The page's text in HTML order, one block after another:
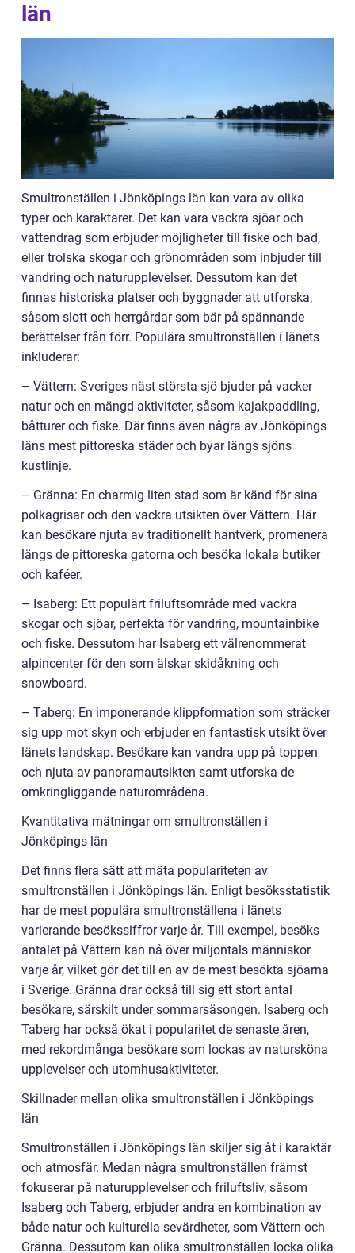
län
Smultronställen i Jönköpings län kan vara av olika
typer och karaktärer. Det kan vara vackra sjöar och
vattendrag som erbjuder möjligheter till fiske och bad,
eller trolska skogar och grönområden som inbjuder till
vandring och naturupplevelser. Dessutom kan det
finnas historiska platser och byggnader att utforska,
såsom slott och herrgårdar som bär på spännande
berättelser från förr. Populära smultronställen i länets
inkluderar:
– Vättern: Sveriges näst största sjö bjuder på vacker
natur och en mängd aktiviteter, såsom kajakpaddling,
båtturer och fiske. Där finns även några av Jönköpings
läns mest pittoreska städer och byar längs sjöns
kustlinje.
– Gränna: En charmig liten stad som är känd för sina
polkagrisar och den vackra utsikten över Vättern. Här
kan besökare njuta av traditionellt hantverk, promenera
längs de pittoreska gatorna och besöka lokala butiker
och kaféer.
– Isaberg: Ett populärt friluftsområde med vackra
skogar och sjöar, perfekta för vandring, mountainbike
och fiske. Dessutom har Isaberg ett välrenommerat
alpincenter för den som älskar skidåkning och
snowboard.
– Taberg: En imponerande klippformation som sträcker
sig upp mot skyn och erbjuder en fantastisk utsikt över
länets landskap. Besökare kan vandra upp på toppen
och njuta av panoramautsikten samt utforska de
omkringliggande naturområdena.
Kvantitativa mätningar om smultronställen i
Jönköpings län
Det finns flera sätt att mäta populariteten av
smultronställen i Jönköpings län. Enligt besöksstatistik
har de mest populära smultronställena i länets
varierande besökssiffror varje år. Till exempel, besöks
antalet på Vättern kan nå över miljontals människor
varje år, vilket gör det till en av de mest besökta sjöarna
i Sverige. Gränna drar också till sig ett stort antal
besökare, särskilt under sommarsäsongen. Isaberg och
Taberg har också ökat i popularitet de senaste åren,
med rekordmånga besökare som lockas av natursköna
upplevelser och utomhusaktiviteter.
Skillnader mellan olika smultronställen i Jönköpings
län
Smultronställen i Jönköpings län skiljer sig åt i karaktär
och atmosfär. Medan några smultronställen främst
fokuserar på naturupplevelser och friluftsliv, såsom
Isaberg och Taberg, erbjuder andra en kombination av
både natur och kulturella sevärdheter, som Vättern och
Gränna. Dessutom kan olika smultronställen locka olika